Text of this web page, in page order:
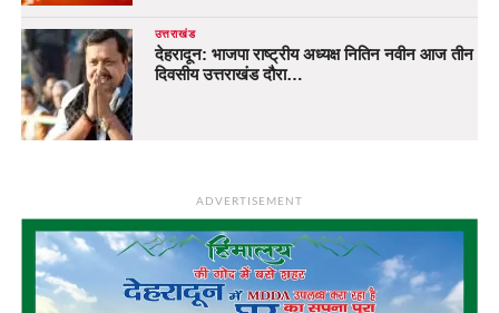
उत्तराखंड
देहरादून: भाजपा राष्ट्रीय अध्यक्ष नितिन नवीन आज तीन
दिवसीय उत्तराखंड दौरा…
ADVERTISEMENT